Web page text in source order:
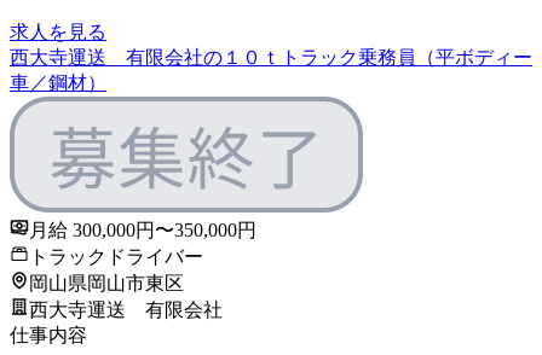
求人を見る
西大寺運送 有限会社の１０ｔトラック乗務員（平ボディー
車／鋼材）
月給 300,000円〜350,000円
トラックドライバー
岡山県岡山市東区
西大寺運送 有限会社
仕事内容